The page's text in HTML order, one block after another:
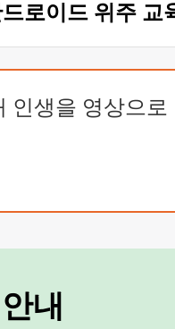
로이드 위주 교
인생을 영상으로
내